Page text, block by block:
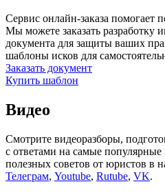
Сервис онлайн-заказа помогает
Мы можете заказать разработку
документа для защиты ваших
шаблоны исков для
Заказать документ
Купить шаблон
Видео
Смотрите видеоразборы,
с ответами на самые
полезных советов от юристов в
Телеграм, Youtube, Rutube, VK.